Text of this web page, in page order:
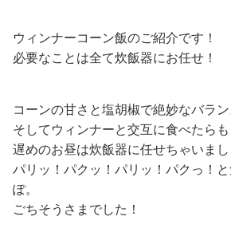
ウィンナーコーン飯のご紹介です！
必要なことは全て炊飯器にお任せ！
コーンの甘さと塩胡椒で絶妙なバラン
そしてウィンナーと交互に食べたらも
遅めのお昼は炊飯器に任せちゃいまし
パリッ！パクッ！パリッ！パクっ！
ぽ。
ごちそうさまでした！